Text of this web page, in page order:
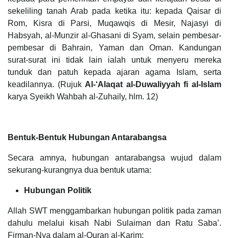
sekeliling tanah Arab pada ketika itu: kepada Qaisar di
Rom, Kisra di Parsi, Muqawqis di Mesir, Najasyi di
Habsyah, al-Munzir al-Ghasani di Syam, selain pembesar-
pembesar di Bahrain, Yaman dan Oman. Kandungan
surat-surat ini tidak lain ialah untuk menyeru mereka
tunduk dan patuh kepada ajaran agama Islam, serta
keadilannya. (Rujuk Al-‘Alaqat al-Duwaliyyah fi al-Islam
karya Syeikh Wahbah al-Zuhaily, hlm. 12)
Bentuk-Bentuk Hubungan Antarabangsa
Secara amnya, hubungan antarabangsa wujud dalam
sekurang-kurangnya dua bentuk utama:
Hubungan Politik
Allah SWT menggambarkan hubungan politik pada zaman
dahulu melalui kisah Nabi Sulaiman dan Ratu Saba’.
Firman-Nya dalam al-Quran al-Karim: